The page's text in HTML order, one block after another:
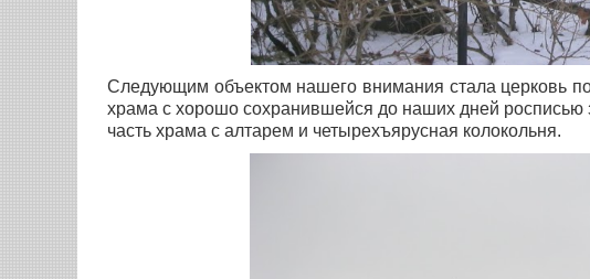
Следующим объектом нашего внимания стала церковь
храма с хорошо сохранившейся до наших дней росписью
часть храма с алтарем и четырехъярусная колокольня.